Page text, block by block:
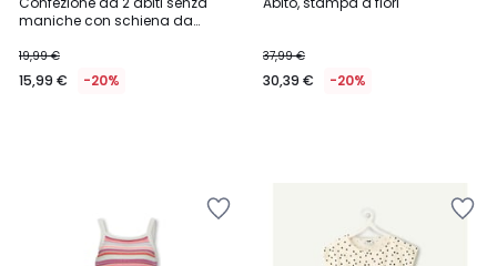
maniche con schiena da
19,99 €
15,99 € -20%
37,99 €
30,39 € -20%